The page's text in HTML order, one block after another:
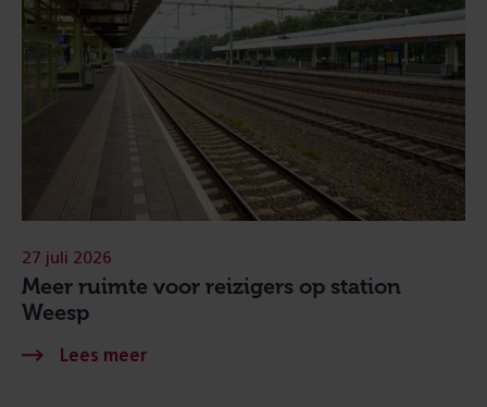
Meer ruimte voor reizigers op station
Weesp
27 juli 2026